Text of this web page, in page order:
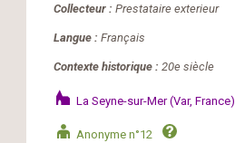
Collecteur : Prestataire exterieur
Langue : Français
Contexte historique : 20e siècle
La Seyne-sur-Mer (Var, France)
Anonyme n°12